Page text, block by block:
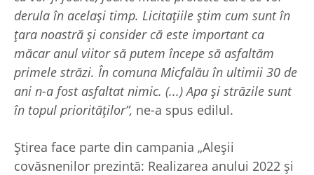
derula în același timp. Licitațiile știm cum sunt în
țara noastră și consider că este important ca
măcar anul viitor să putem începe să asfaltăm
primele străzi. În comuna Micfalău în ultimii 30 de
ani n-a fost asfaltat nimic. (...) Apa și străzile sunt
în topul priorităților”, ne-a spus edilul.
Știrea face parte din campania „Aleșii
covăsnenilor prezintă: Realizarea anului 2022 și